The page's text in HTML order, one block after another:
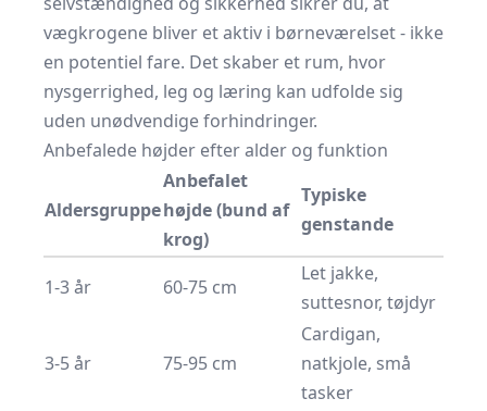
vægkrogene bliver et aktiv i børneværelset - ikke
en potentiel fare. Det skaber et rum, hvor
nysgerrighed, leg og læring kan udfolde sig
uden unødvendige forhindringer.
Anbefalede højder efter alder og funktion
Aldersgruppe
Anbefalet
højde (bund af
krog)
Typiske
genstande
1-3 år 60-75 cm
Let jakke,
suttesnor, tøjdyr
3-5 år 75-95 cm
Cardigan,
natkjole, små
tasker